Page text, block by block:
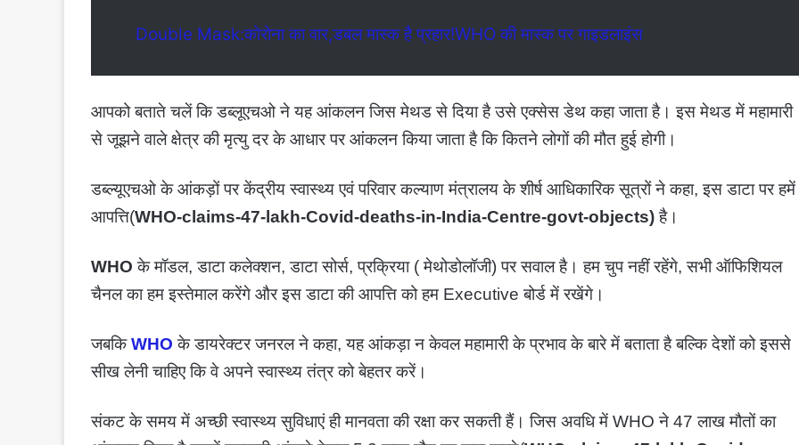
Double Mask:कोरोना का वार,डबल मास्क है प्रहार!WHO की मास्क पर गाइडलाइंस
आपको बताते चलें कि डब्लूएचओ ने यह आंकलन जिस मेथड से दिया है उसे एक्सेस डेथ कहा जाता है। इस मेथड में महामारी
से जूझने वाले क्षेत्र की मृत्यु दर के आधार पर आंकलन किया जाता है कि कितने लोगों की मौत हुई होगी।
डब्ल्यूएचओ के आंकड़ों पर केंद्रीय स्वास्थ्य एवं परिवार कल्याण मंत्रालय के शीर्ष आधिकारिक सूत्रों ने कहा, इस डाटा पर हमें
आपत्ति(WHO-claims-47-lakh-Covid-deaths-in-India-Centre-govt-objects)है।
WHO के मॉडल, डाटा कलेक्शन, डाटा सोर्स, प्रक्रिया ( मेथोडोलॉजी) पर सवाल है। हम चुप नहीं रहेंगे, सभी ऑफिशियल
चैनल का हम इस्तेमाल करेंगे और इस डाटा की आपत्ति को हम Executive बोर्ड में रखेंगे।
जबकिWHO के डायरेक्टर जनरल ने कहा, यह आंकड़ा न केवल महामारी के प्रभाव के बारे में बताता है बल्कि देशों को इससे
सीख लेनी चाहिए कि वे अपने स्वास्थ्य तंत्र को बेहतर करें।
संकट के समय में अच्छी स्वास्थ्य सुविधाएं ही मानवता की रक्षा कर सकती हैं। जिस अवधि में WHO ने 47 लाख मौतों का